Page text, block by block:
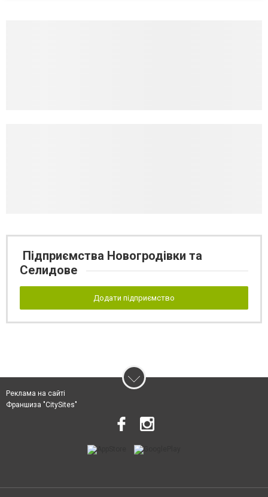
Підприємства Новогродівки та
Селидове
Додати підприємство
Реклама на сайті
Франшиза "CitySites"